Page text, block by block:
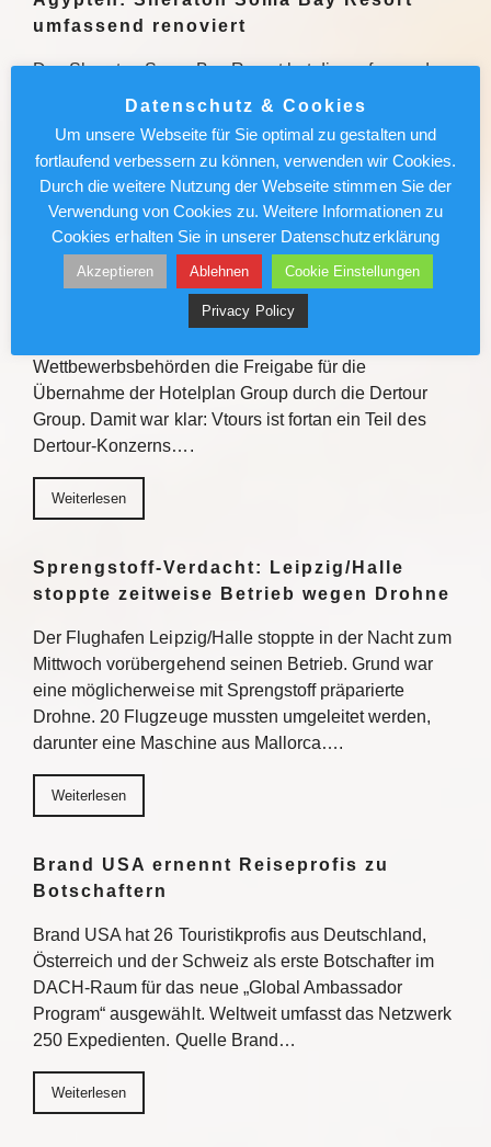
umfassend renoviert
Das Sheraton Soma Bay Resort hat die umfassende
Modernisierung abgeschlossen. Alle 326 Zimmer
Hauses in Ägypten wurden neu gestaltet. Quelle Das
Sheraton Soma Bay Resort hat…
Weiterlesen
Vtours: IT-Wechsel kommt voran
Wettbewerbsbehörden die Freigabe für die
Übernahme der Hotelplan Group durch die Dertour
Group. Damit war klar: Vtours ist fortan ein Teil des
Dertour-Konzerns….
Weiterlesen
Sprengstoff-Verdacht: Leipzig/Halle
stoppte zeitweise Betrieb wegen Drohne
Der Flughafen Leipzig/Halle stoppte in der Nacht zum
Mittwoch vorübergehend seinen Betrieb. Grund war
eine möglicherweise mit Sprengstoff präparierte
Drohne. 20 Flugzeuge mussten umgeleitet werden,
darunter eine Maschine aus Mallorca….
Weiterlesen
Brand USA ernennt Reiseprofis zu
Botschaftern
Brand USA hat 26 Touristikprofis aus Deutschland,
Österreich und der Schweiz als erste Botschafter im
DACH-Raum für das neue „Global Ambassador
Program“ ausgewählt. Weltweit umfasst das Netzwerk
250 Expedienten. Quelle Brand…
Weiterlesen
Datenschutz & Cookies
Um unsere Webseite für Sie optimal zu gestalten und
fortlaufend verbessern zu können, verwenden wir Cookies.
Durch die weitere Nutzung der Webseite stimmen Sie der
Verwendung von Cookies zu. Weitere Informationen zu
Cookies erhalten Sie in unserer Datenschutzerklärung
Akzeptieren Ablehnen Cookie Einstellungen
Privacy Policy